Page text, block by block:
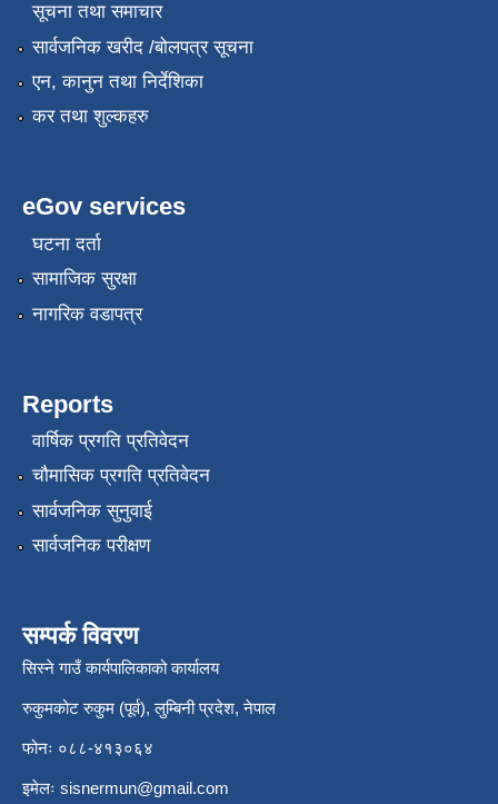
सूचना तथा समाचार
सार्वजनिक खरीद /बोलपत्र सूचना
एन, कानुन तथा निर्देशिका
कर तथा शुल्कहरु
eGov services
घटना दर्ता
सामाजिक सुरक्षा
नागरिक वडापत्र
Reports
वार्षिक प्रगति प्रतिवेदन
चौमासिक प्रगति प्रतिवेदन
सार्वजनिक सुनुवाई
सार्वजनिक परीक्षण
सम्पर्क विवरण
सिस्ने गाउँ कार्यपालिकाको कार्यालय
रुकुमकोट रुकुम (पूर्व), लुम्बिनी प्रदेश, नेपाल
फोनः ०८८-४१३०६४
इमेलः sisnermun@gmail.com